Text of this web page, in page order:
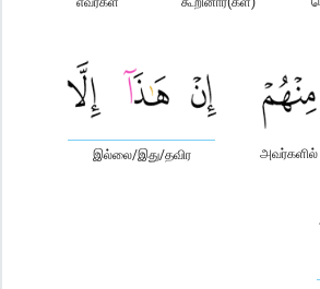
அவர்களில்
இல்லை/இது/தவிர